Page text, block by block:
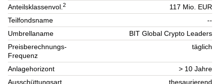
Anteilsklassenvol.2
117 Mio. EUR
Teilfondsname
--
Umbrellaname
BIT Global Crypto Leaders
Preisberechnungs-
Frequenz
täglich
Anlagehorizont
> 10 Jahre
Ausschüttungsart
thesaurierend